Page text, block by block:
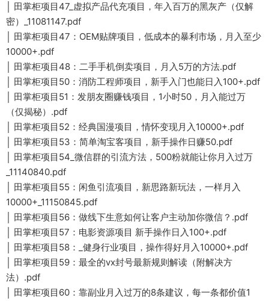
│ 田掌柜项目47_虚拟产品代充项目，年入百万的黑灰产（仅解
密）_11081147.pdf
│ 田掌柜项目47：OEM贴牌项目，低成本的暴利市场，月入至少
10000+.pdf
│ 田掌柜项目48：二手手机倒卖项目，月入5万的方法.pdf
│ 田掌柜项目50：消防工程师项目，新手入门也能日入100+.pdf
│ 田掌柜项目51：发朋友圈赚钱项目，1小时50，月入能过万
（仅揭秘）.pdf
│ 田掌柜项目52：经典国漫项目，情怀变现月入10000+.pdf
│ 田掌柜项目53：简单淘宝客项目，新手操作日赚50.pdf
│ 田掌柜项目54_微信群的引流方法，500粉就能让你月入过万
_11140840.pdf
│ 田掌柜项目55：闲鱼引流项目，新思路新玩法，一样月入
10000+_11150845.pdf
│ 田掌柜项目56：做线下生意如何让客户主动加你微信？.pdf
│ 田掌柜项目57：电影资源项目 新手操作日入100+.pdf
│ 田掌柜项目58：_健身行业项目，操作得好月入10000+.pdf
│ 田掌柜项目59：最全的vx封号最新规则解读（附解决方
法）.pdf
│ 田掌柜项目60：靠副业月入过万的8条建议，每一条都价值1